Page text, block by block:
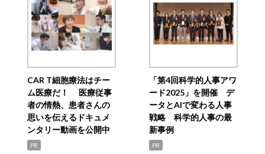
CAR T細胞療法はチー
ム医療だ！ 医療従事
者の情熱、患者さんの
思いを伝えるドキュメ
ンタリー動画を公開中
PR
「第4回科学的人事アワ
ード2025」を開催 デ
ータとAIで変わる人事
戦略 科学的人事の最
新事例
PR